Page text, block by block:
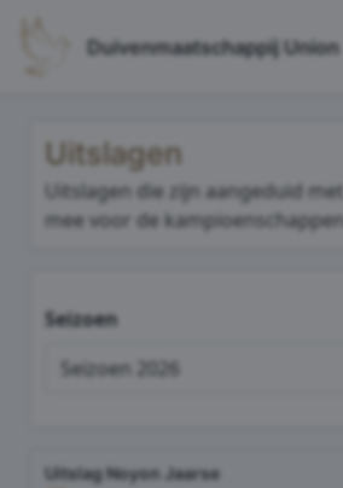
Duivenmaatschappij Union
Uitslagen
Uitslagen die zijn aangeduid
mee voor de kampioenschappen.
Seizoen
Uitslag Noyon Jaarse